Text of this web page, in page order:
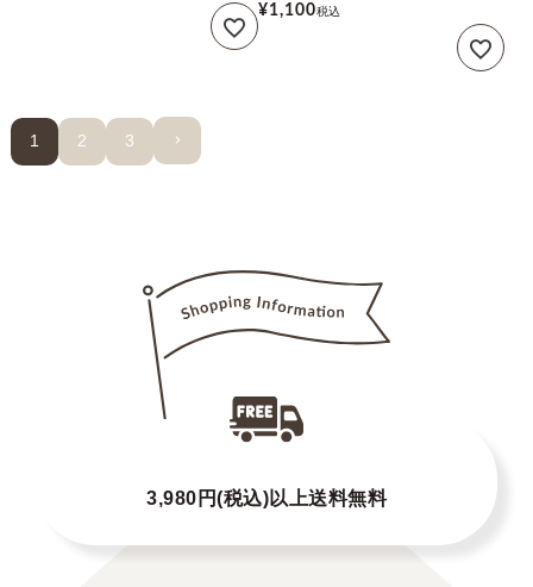
¥1,100税込
1 2 3
3,980円(税込)以上送料無料